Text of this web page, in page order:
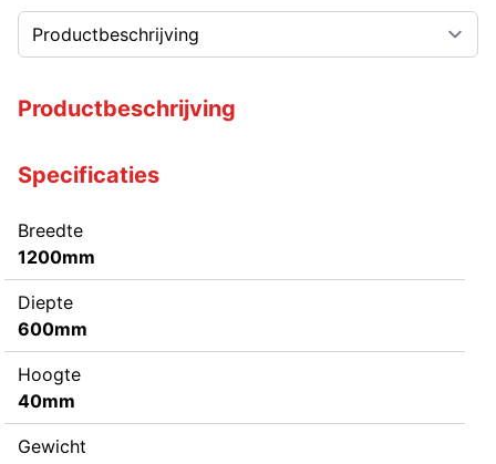
Productbeschrijving
Specificaties
Breedte
1200mm
Diepte
600mm
Hoogte
40mm
Gewicht